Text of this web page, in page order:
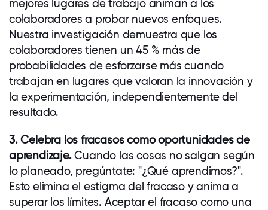
mejores lugares de trabajo animan a los
colaboradores a probar nuevos enfoques.
Nuestra investigación demuestra que los
colaboradores tienen un 45 % más de
probabilidades de esforzarse más cuando
trabajan en lugares que valoran la innovación y
la experimentación, independientemente del
resultado.
3. Celebra los fracasos como oportunidades de
aprendizaje.Cuando las cosas no salgan según
lo planeado, pregúntate: "¿Qué aprendimos?".
Esto elimina el estigma del fracaso y anima a
superar los límites. Aceptar el fracaso como una